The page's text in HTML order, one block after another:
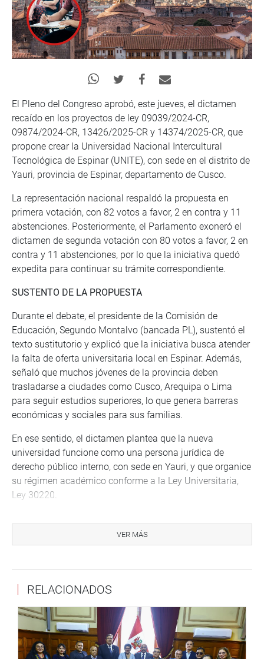
El Pleno del Congreso aprobó, este jueves, el dictamen
recaído en los proyectos de ley 09039/2024-CR,
09874/2024-CR, 13426/2025-CR y 14374/2025-CR, que
propone crear la Universidad Nacional Intercultural
Tecnológica de Espinar (UNITE), con sede en el distrito de
Yauri, provincia de Espinar, departamento de Cusco.
La representación nacional respaldó la propuesta en
primera votación, con 82 votos a favor, 2 en contra y 11
abstenciones. Posteriormente, el Parlamento exoneró el
dictamen de segunda votación con 80 votos a favor, 2 en
contra y 11 abstenciones, por lo que la iniciativa quedó
expedita para continuar su trámite correspondiente.
SUSTENTO DE LA PROPUESTA
Durante el debate, el presidente de la Comisión de
Educación, Segundo Montalvo (bancada PL), sustentó el
texto sustitutorio y explicó que la iniciativa busca atender
la falta de oferta universitaria local en Espinar. Además,
señaló que muchos jóvenes de la provincia deben
trasladarse a ciudades como Cusco, Arequipa o Lima
para seguir estudios superiores, lo que genera barreras
económicas y sociales para sus familias.
En ese sentido, el dictamen plantea que la nueva
universidad funcione como una persona jurídica de
derecho público interno, con sede en Yauri, y que organice
su régimen académico conforme a la Ley Universitaria,
Ley 30220.
autores de la iniciativa, defendió la viabilidad de la
propuesta y destacó la importancia económica de
OFERTA ACADÉMICA
La fórmula legal establece que la UNITE contará con
facultades vinculadas a la demanda laboral local,
regional, nacional e internacional. Entre ellas figuran las
áreas de Ingeniería Minera, Geológica y Metalúrgica;
VER MÁS
RELACIONADOS